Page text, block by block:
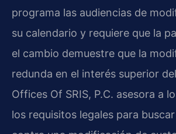
programa las audiencias de
su calendario y requiere que la
el cambio demuestre que la
redunda en el interés superior
Offices Of SRIS, P.C. asesora a
los requisitos legales para